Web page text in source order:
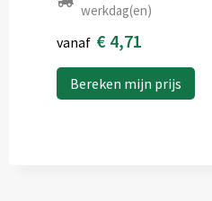
werkdag(en)
vanaf € 4,71
Bereken mijn prijs